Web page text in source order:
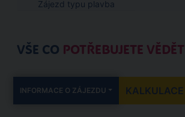
Zájezd typu plavba
VŠE CO POTŘEBUJETE VĚDĚT
INFORMACE O ZÁJEZDU KALKULACE